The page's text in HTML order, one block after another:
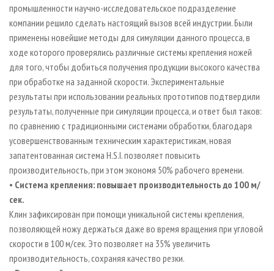
промышленности научно-исследовательское подразделение
компании решило сделать настоящий вызов всей индустрии. Были
применены новейшие методы для симуляции данного процесса, в
ходе которого проверялись различные системы крепления ножей
для того, чтобы добиться получения продукции высокого качества
при обработке на заданной скорости. Экспериментальные
результаты при использовании реальных прототипов подтвердили
результаты, полученные при симуляции процесса, и ответ был таков:
по сравнению с традиционными системами обработки, благодаря
усовершенствованным техническим характеристикам, новая
запатентованная система H.S.I. позволяет повысить
производительность, при этом экономя 50% рабочего времени.
• Система крепления: повышает производительность до 100 м/
сек.
Клин зафиксирован при помощи уникальной системы крепления,
позволяющей ножу держаться даже во время вращения при угловой
скорости в 100 м/сек. Это позволяет на 35% увеличить
производительность, сохраняя качество резки.